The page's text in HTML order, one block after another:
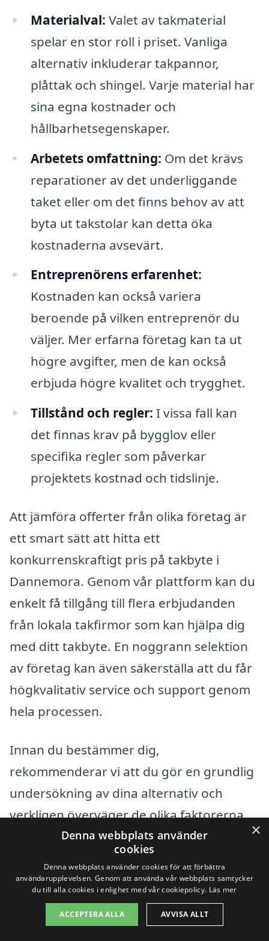
Materialval: Valet av takmaterial
spelar en stor roll i priset. Vanliga
alternativ inkluderar takpannor,
plåttak och shingel. Varje material har
sina egna kostnader och
hållbarhetsegenskaper.
Arbetets omfattning: Om det krävs
reparationer av det underliggande
taket eller om det finns behov av att
byta ut takstolar kan detta öka
kostnaderna avsevärt.
Entreprenörens erfarenhet:
Kostnaden kan också variera
beroende på vilken entreprenör du
väljer. Mer erfarna företag kan ta ut
högre avgifter, men de kan också
erbjuda högre kvalitet och trygghet.
Tillstånd och regler: I vissa fall kan
det finnas krav på bygglov eller
specifika regler som påverkar
projektets kostnad och tidslinje.
Att jämföra offerter från olika företag är
ett smart sätt att hitta ett
konkurrenskraftigt pris på takbyte i
Dannemora. Genom vår plattform kan du
enkelt få tillgång till flera erbjudanden
från lokala takfirmor som kan hjälpa dig
med ditt takbyte. En noggrann selektion
av företag kan även säkerställa att du får
högkvalitativ service och support genom
hela processen.
Innan du bestämmer dig,
rekommenderar vi att du gör en grundlig
undersökning av dina alternativ och
verkligen överväger de olika faktorerna
som påverkar priset. Med rätt
information och en genomtänkt plan kan
du se till att ditt takbyte blir både
kostnadseffektivt och hållbart för
framtiden.
×
Denna webbplats använder
cookies
Denna webbplats använder cookies för att förbättra
användarupplevelsen. Genom att använda vår webbplats samtycker
du till alla cookies i enlighet med vår cookiepolicy. Läs mer
ACCEPTERA ALLA AVVISA ALLT